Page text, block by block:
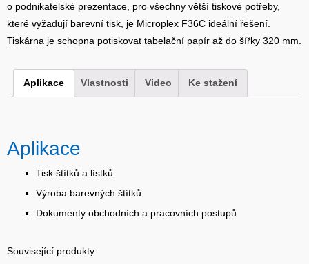
o podnikatelské prezentace, pro všechny větší tiskové potřeby,
které vyžadují barevní tisk, je Microplex F36C ideální řešení.
Tiskárna je schopna potiskovat tabelační papír až do šířky 320 mm.
Aplikace Vlastnosti Video Ke stažení
Aplikace
Tisk štítků a lístků
Výroba barevných štítků
Dokumenty obchodních a pracovních postupů
Související produkty